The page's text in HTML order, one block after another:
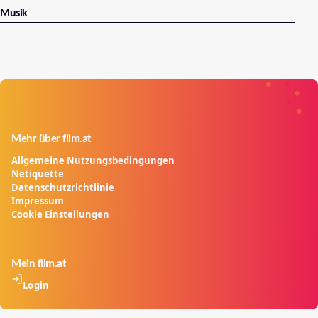
Musik
Mehr über film.at
Allgemeine Nutzungsbedingungen
Netiquette
Datenschutzrichtlinie
Impressum
Cookie Einstellungen
Mein film.at
Login